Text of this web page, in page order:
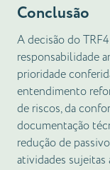
Conclusão
A decisão do
responsabilidade
prioridade
entendimento
de riscos, da
documentação
redução de
atividades